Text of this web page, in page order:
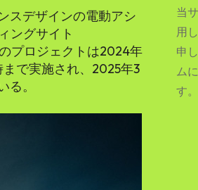
スデザインの電動アシ
ングサイト
プロジェクトは2024年
まで実施され、2025年3
。
当
用
申
ム
す。